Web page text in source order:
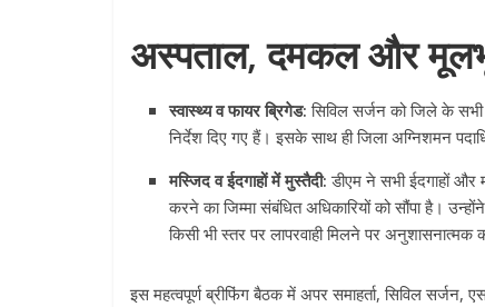
अस्पताल, दमकल और
स्वास्थ्य व फायर ब्रिगेड: सिविल सर्जन को जिले के
निर्देश दिए गए हैं। इसके साथ ही जिला अग्निशमन
मस्जिद व ईदगाहों में मुस्तैदी: डीएम ने सभी ईदगाहों और
करने का जिम्मा संबंधित अधिकारियों को सौंपा है।
किसी भी स्तर पर लापरवाही मिलने पर अनुशासनात्मक
इस महत्वपूर्ण ब्रीफिंग बैठक में अपर समाहर्ता, सिविल
August 4, 2021